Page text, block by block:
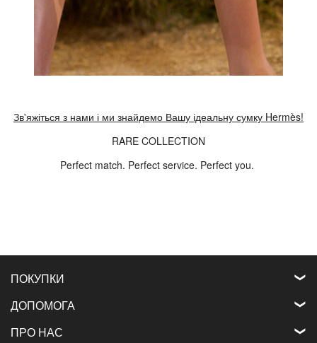
Зв'яжіться з нами і ми знайдемо Вашу ідеальну сумку Hermès!
RARE COLLECTION
Perfect match. Perfect service. Perfect you.
ПОКУПКИ
ДОПОМОГА
ПРО НАС